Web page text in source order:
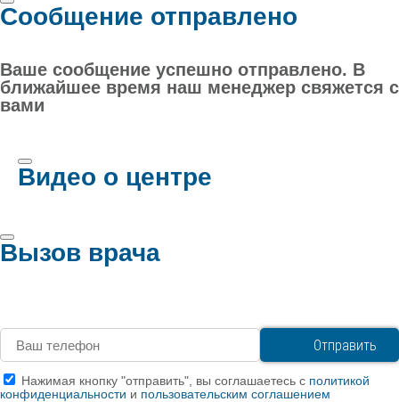
Сообщение отправлено
Ваше сообщение успешно отправлено. В
ближайшее время наш менеджер свяжется с
вами
Видео о центре
Вызов врача
Нажимая кнопку "отправить", вы соглашаетесь с политикой
конфиденциальности и пользовательским соглашением